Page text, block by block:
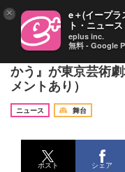
高橋怜也・波岡一
かう』が東京芸術
メントあり）
ニュース
舞台
ポスト シェア
× e＋(イープラ
ト・ニュー
eplus inc.
無料 - Google